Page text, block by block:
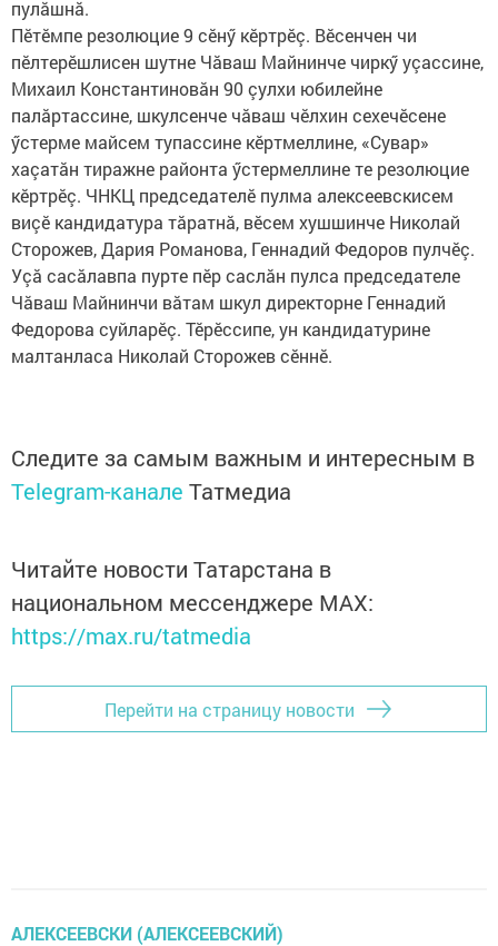
пулăшнă.
Пӗтӗмпе резолюцие 9 сӗнӳ кӗртрӗç. Вӗсенчен чи
пӗлтерӗшлисен шутне Чăваш Майнинче чиркӳ уçассине,
Михаил Константиновăн 90 çулхи юбилейне
палăртассине, шкулсенче чăваш чӗлхин сехечӗсене
ӳстерме майсем тупассине кӗртмеллине, «Сувар»
хаçатăн тиражне районта ӳстермеллине те резолюцие
кӗртрӗç. ЧНКЦ председателӗ пулма алексеевскисем
виçӗ кандидатура тăратнă, вӗсем хушшинче Николай
Сторожев, Дария Романова, Геннадий Федоров пулчӗç.
Уçă сасăлавпа пурте пӗр саслăн пулса председателе
Чăваш Майнинчи вăтам шкул директорне Геннадий
Федорова суйларӗç. Тӗрӗссипе, ун кандидатурине
малтанласа Николай Сторожев сӗннӗ.
Следите за самым важным и интересным в
Telegram-канале Татмедиа
Читайте новости Татарстана в
национальном мессенджере MАХ:
https://max.ru/tatmedia
Перейти на страницу новости
АЛЕКСЕЕВСКИ (АЛЕКСЕЕВСКИЙ)